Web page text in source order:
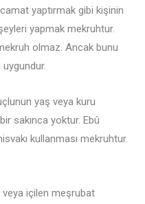
yaptırmak gibi kişinin
yapmak mekruhtur.
olmaz. Ancak bunu
yaş veya kuru
sakınca yoktur. Ebû
kullanması mekruhtur.
veya içilen meşrubat